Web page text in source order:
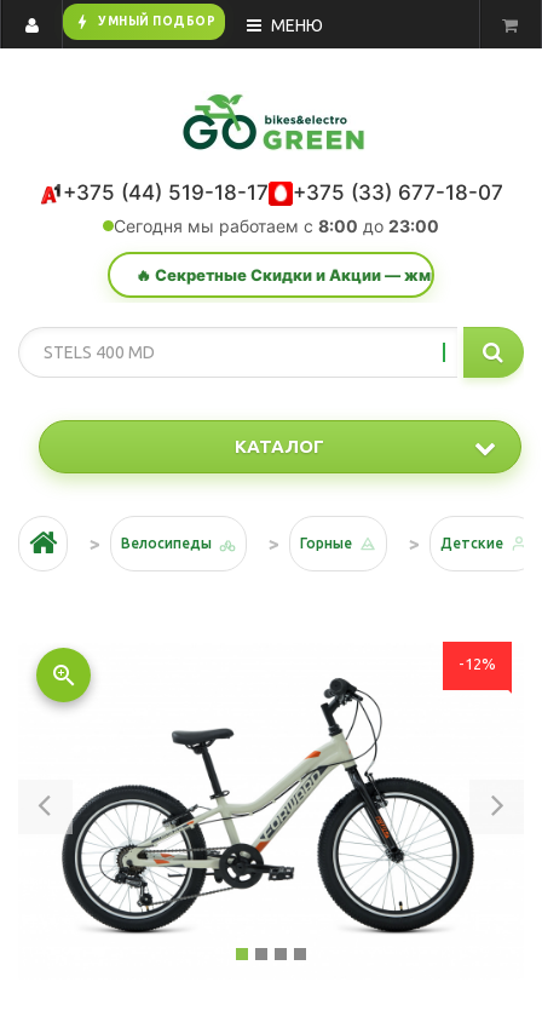
bolt УМНЫЙ ПОДБОР МЕНЮ
+375 (44) 519-18-17 +375 (33) 677-18-07
Сегодня мы работаем с 8:00 до 23:00
🔥 Секретные Скидки и Акции — жми сюда!
КАТАЛОГ
Велосипеды Горные Детские
-12%
Previous
zoom_in